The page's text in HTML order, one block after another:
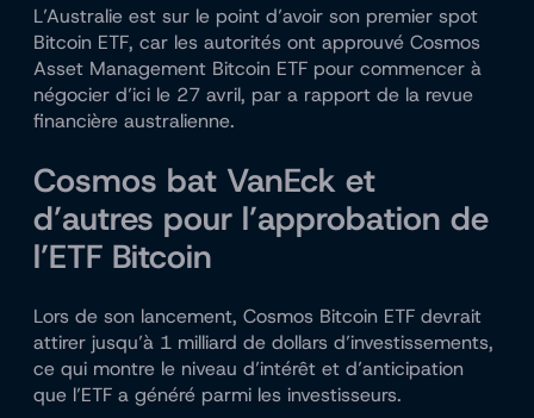
L’Australie est sur le point d’avoir son premier spot
Bitcoin ETF, car les autorités ont approuvé Cosmos
Asset Management Bitcoin ETF pour commencer à
négocier d’ici le 27 avril, par a rapport de la revue
financière australienne.
Cosmos bat VanEck et
d’autres pour l’approbation de
l’ETF Bitcoin
Lors de son lancement, Cosmos Bitcoin ETF devrait
attirer jusqu’à 1 milliard de dollars d’investissements,
ce qui montre le niveau d’intérêt et d’anticipation
que l’ETF a généré parmi les investisseurs.